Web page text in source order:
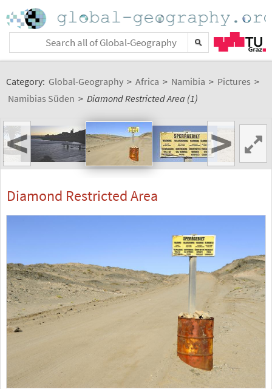
Category: Global-Geography > Africa > Namibia > Pictures >
Namibias Süden > Diamond Restricted Area (1)
< >
Diamond Restricted Area